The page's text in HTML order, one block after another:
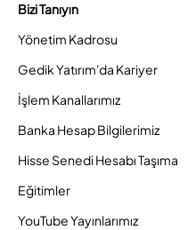
Bizi Tanıyın
Yönetim Kadrosu
Gedik Yatırım'da Kariyer
İşlem Kanallarımız
Banka Hesap Bilgilerimiz
Hisse Senedi Hesabı Taşıma
Eğitimler
YouTube Yayınlarımız